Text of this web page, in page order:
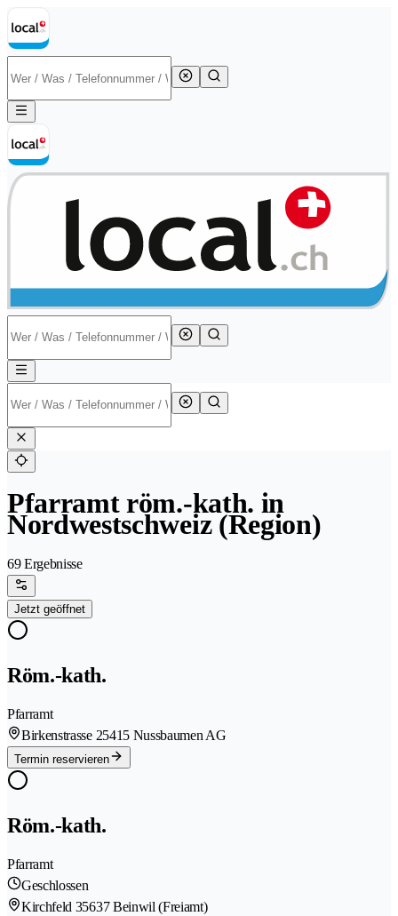
Pfarramt röm.-kath. in
Nordwestschweiz (Region)
69 Ergebnisse
Jetzt geöffnet
Röm.-kath.
Pfarramt
Birkenstrasse 25415 Nussbaumen AG
Termin reservieren
Röm.-kath.
Pfarramt
Geschlossen
Kirchfeld 35637 Beinwil (Freiamt)